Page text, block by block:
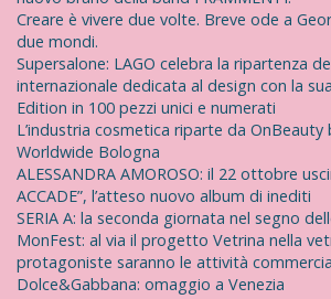
Creare è vivere due volte. Breve ode a
due mondi.
Supersalone: LAGO celebra la ripartenza
internazionale dedicata al design con la
Edition in 100 pezzi unici e numerati
L’industria cosmetica riparte da
Worldwide Bologna
ALESSANDRA AMOROSO: il 22 ottobre
ACCADE”, l’atteso nuovo album di inediti
SERIA A: la seconda giornata nel segno
MonFest: al via il progetto Vetrina nella
protagoniste saranno le attività
Dolce&Gabbana: omaggio a Venezia